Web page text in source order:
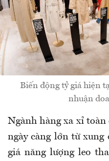
Biến động tỷ giá hiện
nhuận
Ngành hàng xa xỉ toàn
ngày càng lớn từ
giá năng lượng leo